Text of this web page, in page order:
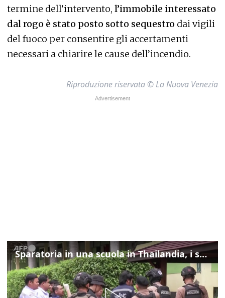
termine dell’intervento, l’immobile interessato
dal rogo è stato posto sotto sequestro dai vigili
del fuoco per consentire gli accertamenti
necessari a chiarire le cause dell’incendio.
Riproduzione riservata © La Nuova Venezia
Sparatoria in una scuola in Thailandia, i soccorsi sul posto